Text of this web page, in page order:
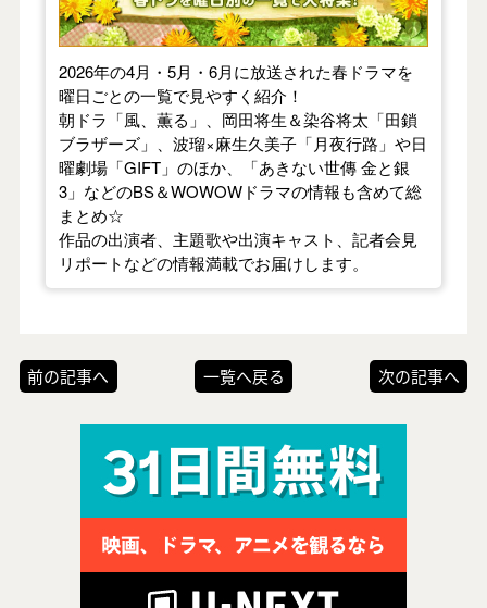
2026年の4月・5月・6月に放送された春ドラマを
曜日ごとの一覧で見やすく紹介！
朝ドラ「風、薫る」、岡田将生＆染谷将太「田鎖
ブラザーズ」、波瑠×麻生久美子「月夜行路」や日
曜劇場「GIFT」のほか、「あきない世傳 金と銀
3」などのBS＆WOWOWドラマの情報も含めて総
まとめ☆
作品の出演者、主題歌や出演キャスト、記者会見
リポートなどの情報満載でお届けします。
前の記事へ 一覧へ戻る 次の記事へ